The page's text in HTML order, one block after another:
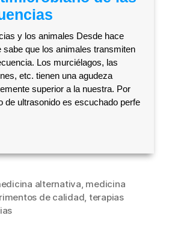
y los animales Desde hace
sabe que los animales transmiten
Los murciélagos, las
etc. tienen una agudeza
superior a la nuestra. Por
de ultrasonido es escuchado perfe
alternativa, medicina
de calidad, terapias